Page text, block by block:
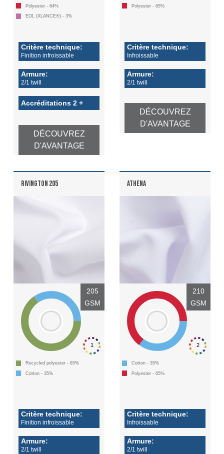
Polyester - 64%
EOL (XLANCE®) - 3%
Critère technique:
Finition infroissable
Armure:
2/1 twill
Accréditations 2 +
DÉCOUVREZ
D'AVANTAGE
Polyester - 65%
Critère technique:
Infroissable
Armure:
2/1 twill
DÉCOUVREZ
D'AVANTAGE
RIVINGTON 205
1
205
GSM
Recycled polyester - 65%
Cotton - 35%
Critère technique:
Finition infroissable
Armure:
2/1 twill
ATHENA
2
210
GSM
Cotton - 35%
Polyester - 65%
Critère technique:
Infroissable
Armure:
2/1 twill